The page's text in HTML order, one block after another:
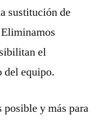
sustitución de
el
del equipo.
posible y más para